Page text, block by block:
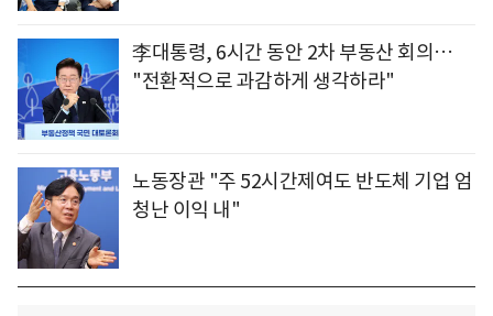
李대통령, 6시간 동안 2차 부동산 회의…
"전환적으로 과감하게 생각하라"
노동장관 "주 52시간제여도 반도체 기업 엄
청난 이익 내"